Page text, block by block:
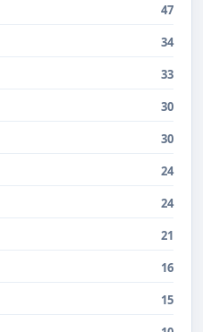
47
34
33
30
30
24
24
21
16
15